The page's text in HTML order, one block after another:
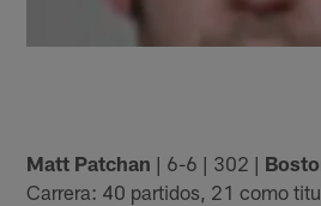
Matt Patchan | 6-6 | 302 |
Carrera: 40 partidos, 21 como